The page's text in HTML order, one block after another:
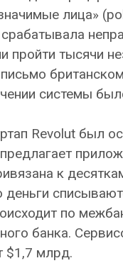
лица»
пройти тысячи
системы
Revolut был
к
по
банка.
$1,7 млрд.